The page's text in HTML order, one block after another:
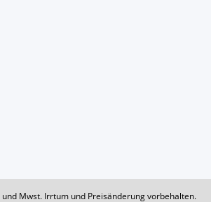
Mwst. Irrtum und Preisänderung vorbehalten.